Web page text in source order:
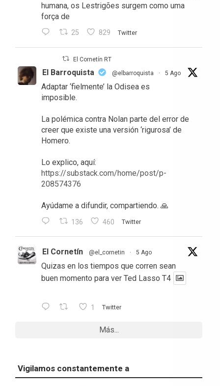
humana, os Lestrigões surgem como uma
força de
25 829 Twitter
El Cornetín RT
El Barroquista @elbarroquista · 5 Ago
Adaptar ‘fielmente’ la Odisea es
imposible.
La polémica contra Nolan parte del error de
creer que existe una versión ‘rigurosa’ de
Homero.
Lo explico, aquí:
https://substack.com/home/post/p-
208574376
Ayúdame a difundir, compartiendo. 🙏
136 460 Twitter
El Cornetín @el_cornetin · 5 Ago
Quizas en los tiempos que corren sean
buen momento para ver Ted Lasso T4
1 Twitter
Más...
Vigilamos constantemente a